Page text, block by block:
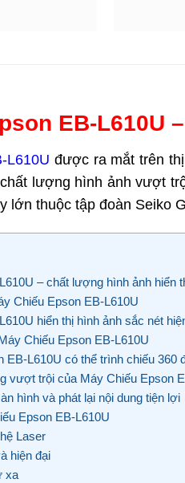
EB-
L610U được ra mắt trên
lượng hình ảnh vượt
lớn thuộc tập đoàn Seiko
– chất lượng hình ảnh hiển
Chiếu Epson EB-L610U
hiển thị hình ảnh sắc nét
Chiếu Epson EB-L610U
EB-L610U có thể trình chiếu 360
vượt trội của Máy Chiếu Epson
hình và phát lại nội dung tiện lợi
Epson EB-L610U
Laser
hiện đại
xa